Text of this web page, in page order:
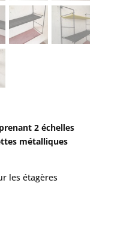
2 échelles
métalliques
les étagères